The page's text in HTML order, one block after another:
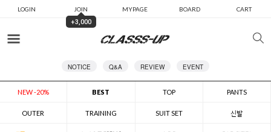
LOGIN JOIN MYPAGE BOARD CART
+3,000
NOTICE Q&A REVIEW EVENT
NEW -20% BEST TOP PANTS
OUTER TRAINING SUIT SET 신발